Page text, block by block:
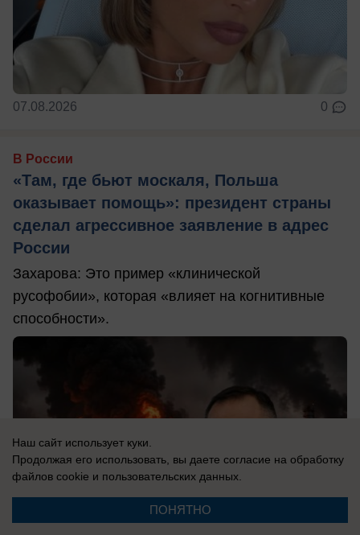
07.08.2026 0
В России
«Там, где бьют москаля, Польша
оказывает помощь»: президент страны
сделал агрессивное заявление в адрес
России
Захарова: Это пример «клинической
русофобии», которая «влияет на когнитивные
способности».
Наш сайт использует куки.
Продолжая его использовать, вы даете согласие на обработку
файлов cookie и пользовательских данных.
ПОНЯТНО